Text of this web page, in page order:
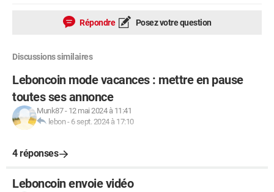
Répondre Posez votre question
Discussions similaires
Leboncoin mode vacances : mettre en pause
toutes ses annonce
Munk87- 12 mai 2024 à 11:41
lebon- 6 sept. 2024 à 17:10
4 réponses
Leboncoin envoie vidéo